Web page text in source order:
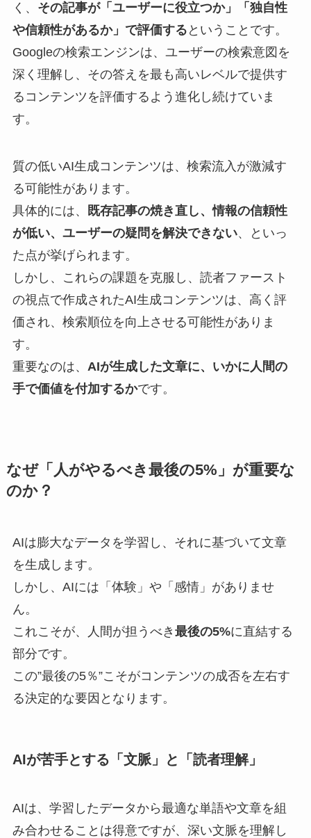
く、 その記事が「ユーザーに役立つか」「独自性
や信頼性があるか」で評価する ということです。
Googleの検索エンジンは、ユーザーの検索意図を
深く理解し、その答えを最も高いレベルで提供す
るコンテンツを評価するよう進化し続けていま
す。
質の低いAI生成コンテンツは、検索流入が激減す
る可能性があります。
具体的には、
既存記事の焼き直し、情報の信頼性
が低い、ユーザーの疑問を解決できない、といっ
た点が挙げられます。
しかし、これらの課題を克服し、読者ファースト
の視点で作成されたAI生成コンテンツは、高く評
価され、検索順位を向上させる可能性がありま
す。
重要なのは、 AIが生成した文章に、いかに人間の
手で価値を付加するかです。
なぜ「人がやるべき最後の5%」が重要な
のか？
AIは膨大なデータを学習し、それに基づいて文章
を生成します。
しかし、AIには「体験」や「感情」がありませ
ん。
これこそが、人間が担うべき 最後の5%に直結する
部分です。
この”最後の5％”こそがコンテンツの成否を左右す
る決定的な要因となります。
AIが苦手とする「文脈」と「読者理解」
AIは、学習したデータから最適な単語や文章を組
み合わせることは得意ですが、深い文脈を理解し